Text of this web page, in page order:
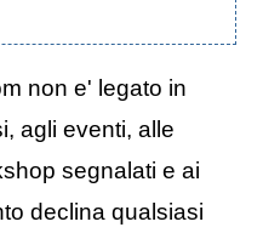
non e' legato in
agli eventi, alle
segnalati e ai
declina qualsiasi